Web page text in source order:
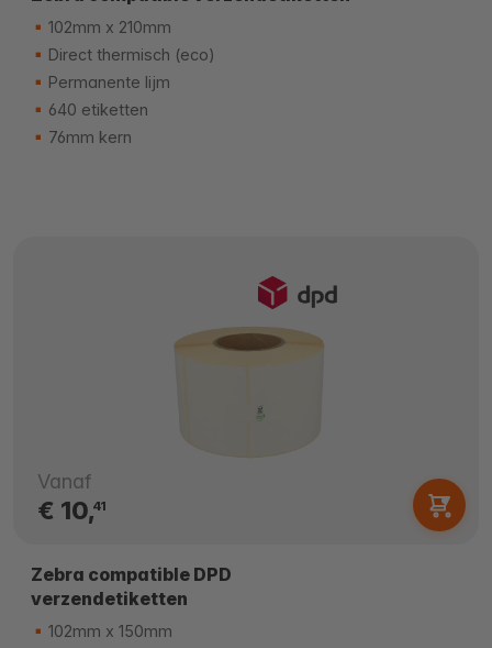
102mm x 210mm
Direct thermisch (eco)
Permanente lijm
640 etiketten
76mm kern
Vanaf
€ 10,41
Zebra compatible DPD
verzendetiketten
102mm x 150mm